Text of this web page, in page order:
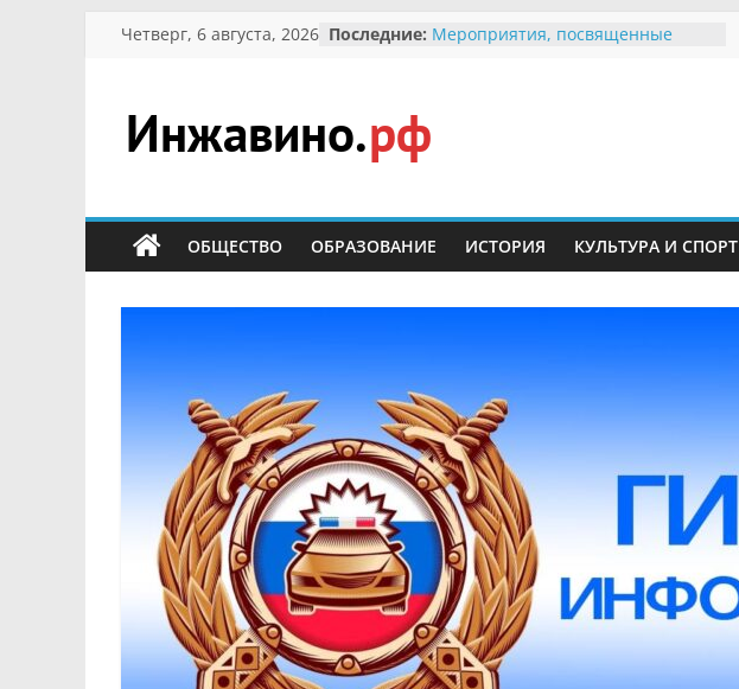
Перейти
Четверг, 6 августа, 2026 Последние: Мероприятия, посвященные
Безопасность в сети Интернет
Ученики приняли участие в
мероприятии «Сохраним
Инжавино.рф
сельский
портал
ОБЩЕСТВО ОБРАЗОВАНИЕ ИСТОРИЯ КУЛЬТУРА И СПОРТ